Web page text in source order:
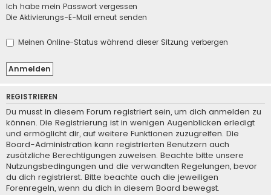
Ich habe mein Passwort vergessen
Die Aktivierungs-E-Mail erneut senden
Meinen Online-Status während dieser Sitzung verbergen
REGISTRIEREN
Du musst in diesem Forum registriert sein, um dich anmelden zu
können. Die Registrierung ist in wenigen Augenblicken erledigt
und ermöglicht dir, auf weitere Funktionen zuzugreifen. Die
Board-Administration kann registrierten Benutzern auch
zusätzliche Berechtigungen zuweisen. Beachte bitte unsere
Nutzungsbedingungen und die verwandten Regelungen, bevor
du dich registrierst. Bitte beachte auch die jeweiligen
Forenregeln, wenn du dich in diesem Board bewegst.